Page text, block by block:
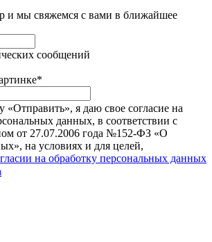
и мы свяжемся с вами в ближайшее
сообщений
*
я даю свое согласие на
данных, в соответствии с
от 27.07.2006 года №152-ФЗ «О
на условиях и для целей,
на обработку персональных данных